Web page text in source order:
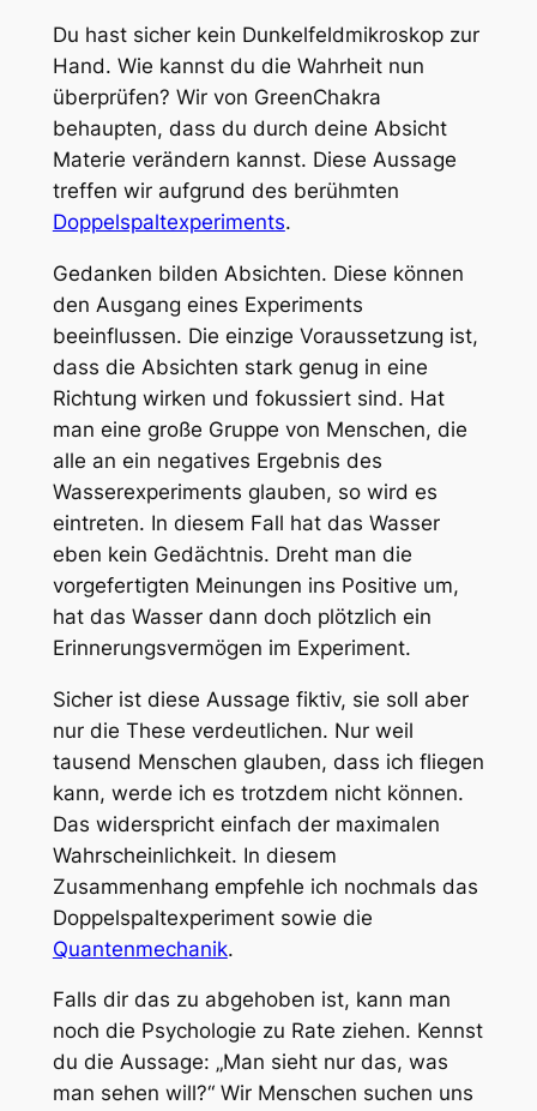
Du hast sicher kein Dunkelfeldmikroskop zur
Hand. Wie kannst du die Wahrheit nun
überprüfen? Wir von GreenChakra
behaupten, dass du durch deine Absicht
Materie verändern kannst. Diese Aussage
treffen wir aufgrund des berühmten
Doppelspaltexperiments.
Gedanken bilden Absichten. Diese können
den Ausgang eines Experiments
beeinflussen. Die einzige Voraussetzung ist,
dass die Absichten stark genug in eine
Richtung wirken und fokussiert sind. Hat
man eine große Gruppe von Menschen, die
alle an ein negatives Ergebnis des
Wasserexperiments glauben, so wird es
eintreten. In diesem Fall hat das Wasser
eben kein Gedächtnis. Dreht man die
vorgefertigten Meinungen ins Positive um,
hat das Wasser dann doch plötzlich ein
Erinnerungsvermögen im Experiment.
Sicher ist diese Aussage fiktiv, sie soll aber
nur die These verdeutlichen. Nur weil
tausend Menschen glauben, dass ich fliegen
kann, werde ich es trotzdem nicht können.
Das widerspricht einfach der maximalen
Wahrscheinlichkeit. In diesem
Zusammenhang empfehle ich nochmals das
Doppelspaltexperiment sowie die
Quantenmechanik.
Falls dir das zu abgehoben ist, kann man
noch die Psychologie zu Rate ziehen. Kennst
du die Aussage: „Man sieht nur das, was
man sehen will?“ Wir Menschen suchen uns